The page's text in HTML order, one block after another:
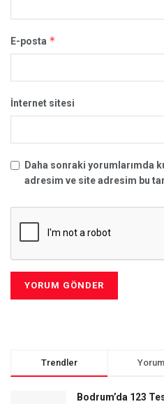
E-posta *
İnternet sitesi
Daha sonraki yorumlarımda
adresim ve site adresim bu
Trendler
Bodrum’da 123